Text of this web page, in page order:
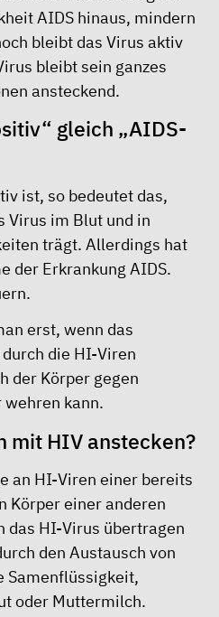
AIDS hinaus, mindern
bleibt das Virus aktiv
bleibt sein ganzes
ansteckend.
gleich „AIDS-
ist, so bedeutet das,
Virus im Blut und in
trägt. Allerdings hat
der Erkrankung AIDS.
erst, wenn das
die HI-Viren
der Körper gegen
kann.
mit HIV anstecken?
an HI-Viren einer bereits
Körper einer anderen
das HI-Virus übertragen
den Austausch von
Samenflüssigkeit,
oder Muttermilch.